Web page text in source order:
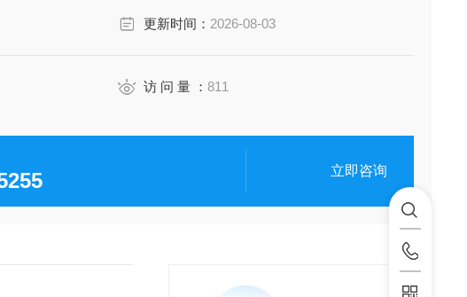
更新时间： 2026-08-03
访 问 量 ：811
立即咨询